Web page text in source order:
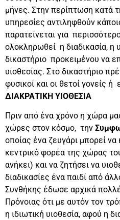
μήνες. Στην περίπτωση κατά
υπηρεσίες αντιληφθούν
παρατείνεται για
ολοκληρωθεί η διαδικασία, η
δικαστήριο προκειμένου να
υιοθεσίας. Στο δικαστήριο
φυσικοί και οι θετοί γονείς
ΔΙΑΚΡΑΤΙΚΗ ΥΙΟΘΕΣΙΑ
Πριν από ένα χρόνο η χώρα
χώρες στον κόσμο, την
οποίας ένα ζευγάρι μπορεί να
κεντρικό φορέα της χώρας
ανήκει) και να ζητήσει να
διαδικασίες ένα παιδί από
Συνθήκης έδωσε αρχικά
Πρόνοιας ότι με αυτόν τον
η ιδιωτική υιοθεσία, αφού η